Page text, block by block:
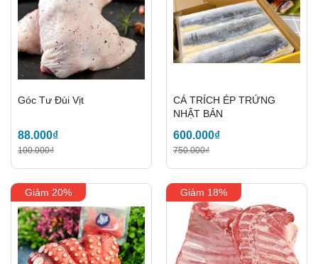
Điều kiện:
Góc Tư Đùi Vịt
88.000₫
100.000₫
CÁ TRÍCH ÉP TRỨNG
NHẬT BẢN
600.000₫
750.000₫
Giảm 20% Giảm 18%